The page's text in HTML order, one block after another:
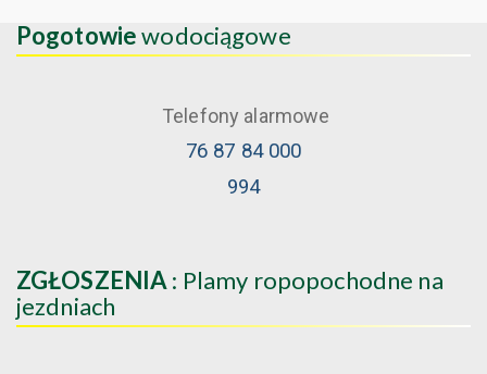
Pogotowiewodociągowe
Telefony alarmowe
76 87 84 000
994
ZGŁOSZENIA : Plamy ropopochodne na
jezdniach